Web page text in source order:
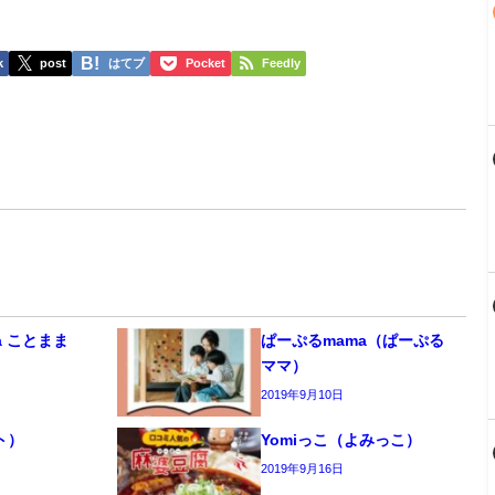
post はてブ Pocket Feedly
とまま
ぱーぷるmama（ぱーぷる
ママ）
2019年9月10日
Yomiっこ（よみっこ）
2019年9月16日